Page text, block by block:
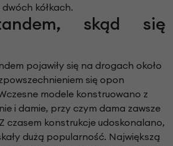
kółkach.
skąd się
pojawiły się na drogach około
się opon
modele konstruowano z
i damie, przy czym dama zawsze
czasem konstrukcje udoskonalano,
dużą popularność. Największą